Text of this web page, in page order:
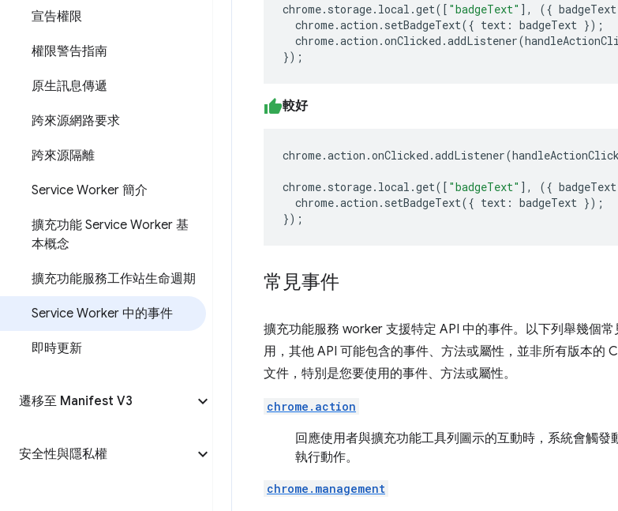
宣告權限
權限警告指南
原生訊息傳遞
跨來源網路要求
跨來源隔離
Service Worker 簡介
擴充功能 Service Worker 基
本概念
擴充功能服務工作站生命週期
Service Worker 中的事件
即時更新
遷移至 Manifest V3
安全性與隱私權
chrome. storage. local .get([ "badgeText" ], ({ badgeText
chrome.action . setBadgeText({ text : badgeText });
chrome.action .onClicked .addListener(
});
較好
chrome.action .onClicked .addListener(handleActionClick
chrome. storage. local .get([ "badgeText" ], ({ badgeText
chrome.action . setBadgeText({ text : badgeText });
});
常見事件
擴充功能服務 worker 支援特定 API 中的事件。以下列舉幾個
用，其他 API 可能包含的事件、方法或屬性，並非所有版本的
文件，特別是您要使用的事件、方法或屬性。
chrome.action
回應使用者與擴充功能工具列圖示的互動時，系統會觸
執行動作。
chrome.management